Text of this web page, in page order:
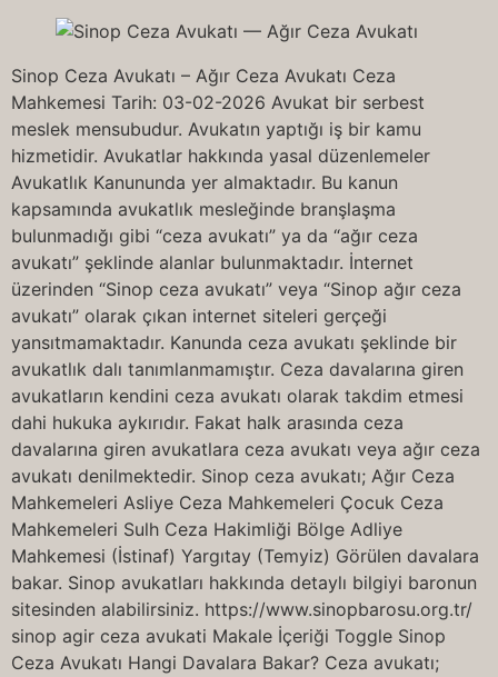
Sinop Ceza Avukatı – Ağır Ceza Avukatı Ceza
Mahkemesi Tarih: 03-02-2026 Avukat bir serbest
meslek mensubudur. Avukatın yaptığı iş bir kamu
hizmetidir. Avukatlar hakkında yasal düzenlemeler
Avukatlık Kanununda yer almaktadır. Bu kanun
kapsamında avukatlık mesleğinde branşlaşma
bulunmadığı gibi “ceza avukatı” ya da “ağır ceza
avukatı” şeklinde alanlar bulunmaktadır. İnternet
üzerinden “Sinop ceza avukatı” veya “Sinop ağır ceza
avukatı” olarak çıkan internet siteleri gerçeği
yansıtmamaktadır. Kanunda ceza avukatı şeklinde bir
avukatlık dalı tanımlanmamıştır. Ceza davalarına giren
avukatların kendini ceza avukatı olarak takdim etmesi
dahi hukuka aykırıdır. Fakat halk arasında ceza
davalarına giren avukatlara ceza avukatı veya ağır ceza
avukatı denilmektedir. Sinop ceza avukatı; Ağır Ceza
Mahkemeleri Asliye Ceza Mahkemeleri Çocuk Ceza
Mahkemeleri Sulh Ceza Hakimliği Bölge Adliye
Mahkemesi (İstinaf) Yargıtay (Temyiz) Görülen davalara
bakar. Sinop avukatları hakkında detaylı bilgiyi baronun
sitesinden alabilirsiniz. https://www.sinopbarosu.org.tr/
sinop agir ceza avukati Makale İçeriği Toggle Sinop
Ceza Avukatı Hangi Davalara Bakar? Ceza avukatı;